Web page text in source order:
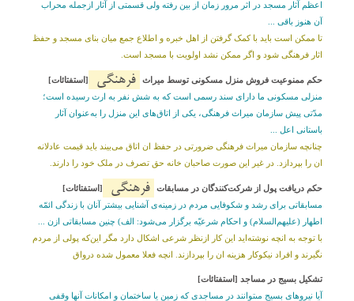
اعظم آثار مسجد در اثر مرور زمان از بین رفته ولى قسمتى از آثار ازجمله محراب
آن هنوز باقى ...
تا ممکن است باید با کمک گرفتن از اهل خبره و اطلاع جمع میان بناى مسجد و حفظ
اثار فرهنگى شود و اگر ممکن نشد اولویت با مسجد است.
حکم ممنوعیت فروش منزل مسکونی توسط میراث فرهنگی
[استفتائات]
منزلى مسکونی ما داراى سند رسمى است که به شش نفر به ارث رسیده است؛
مدّتى پیش سازمان میراث فرهنگى، یکى از اتاق‌های این منزل را به‌عنوان آثار
باستانى اعل ...
چنانچه سازمان میراث فرهنگى ضرورتى در حفظ ان اتاق می‌بیند باید قیمت عادلانه
ان را بپردازد. در غیر این صورت صاحبان خانه حق تصرف در ملک خود را دارند.
حکم دریافت پول از شرکت‌کنندگان در مسابقات فرهنگی
[استفتائات]
مسابقاتى براى رشد و شکوفایى مردم در زمینه‌ی آشنایى بیشتر آنان با زندگى ائمّه
اطهار (علیهم‌السلام) و احکام شرعیّه برگزار می‌شود: الف) چنین مسابقاتى ازن ...
با توجه به انچه نوشته‌اید این کار ازنظر شرعی اشکال دارد مگر این‌که پولی از مردم
نگیرند و افراد نیکوکار هزینه ان را بپردازند. انچه فعلا معمول شده درواق
تشکیل بسیج در مساجد [استفتائات]
آيا نيروهاى بسيج مى‏توانند در مساجدى كه زمين يا ساختمان و امكانات آنها وقفى